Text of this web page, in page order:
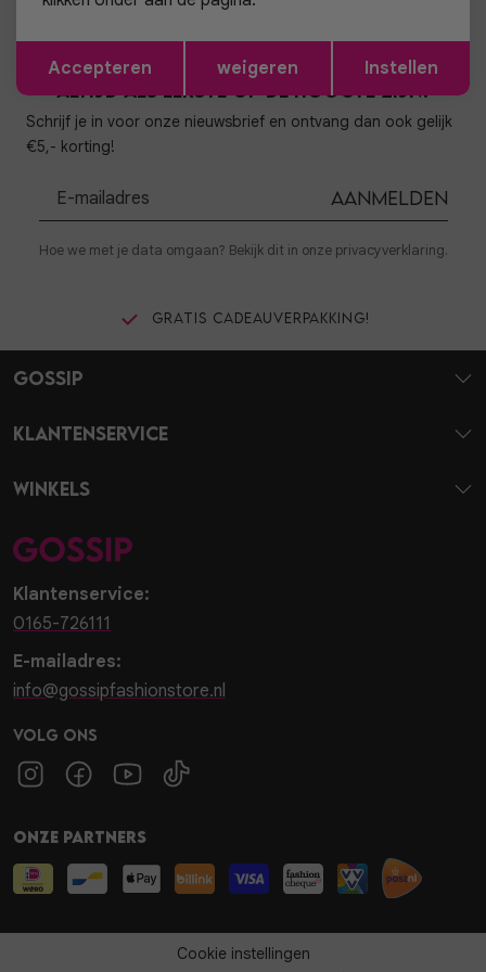
Altijd als eerste op de hoogte zijn?
Schrijf je in voor onze nieuwsbrief en ontvang dan ook gelijk
€5,- korting!
Aanmelden
Hoe we met je data omgaan? Bekijk dit in onze privacyverklaring.
Gratis cadeauverpakking!
Klantenservice:
0165-726111
E-mailadres:
info@gossipfashionstore.nl
Volg ons
Gossip
Klantenservice
Winkels
Onze partners
Cookie instellingen
Opslaan
Accepteren weigeren Instellen